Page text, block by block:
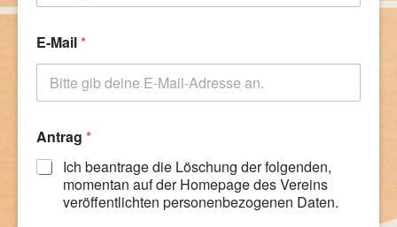
E-Mail*
Antrag *
Ich beantrage die Löschung der folgenden,
momentan auf der Homepage des Vereins
veröffentlichten personenbezogenen Daten.